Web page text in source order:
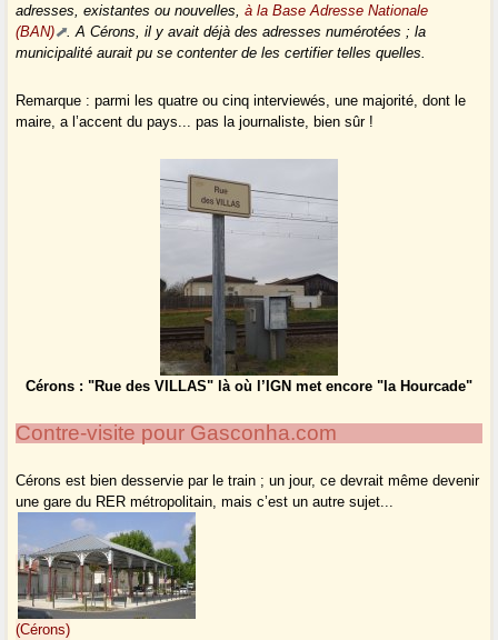
adresses, existantes ou nouvelles,à la Base Adresse Nationale
(BAN)
. A Cérons, il y avait déjà des adresses numérotées ; la
municipalité aurait pu se contenter de les certifier telles quelles.
Remarque : parmi les quatre ou cinq interviewés, une majorité, dont le
maire, a l’accent du pays... pas la journaliste, bien sûr !
Cérons : "Rue des VILLAS" là où l’IGN met encore "la Hourcade"
Contre-visite pour Gasconha.com
Cérons est bien desservie par le train ; un jour, ce devrait même devenir
une gare du RER métropolitain, mais c’est un autre sujet...
(Cérons)